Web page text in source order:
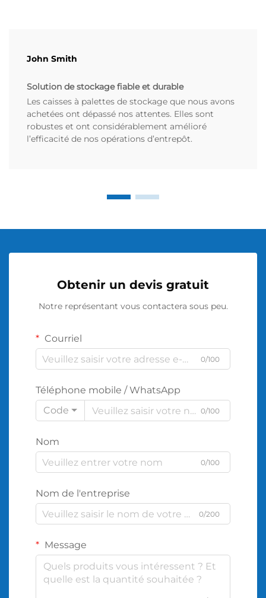
John Smith
Solution de stockage fiable et durable
Les caisses à palettes de stockage que nous avons
achetées ont dépassé nos attentes. Elles sont
robustes et ont considérablement amélioré
l’efficacité de nos opérations d’entrepôt.
Obtenir un devis gratuit
Notre représentant vous contactera sous peu.
Courriel
0/100
Téléphone mobile / WhatsApp
Code
0/100
Nom
0/100
Nom de l'entreprise
0/200
Message